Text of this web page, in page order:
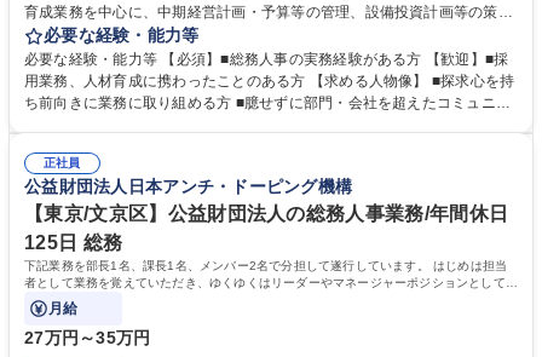
育成業務を中心に、中期経営計画・予算等の管理、設備投資計画等の策
定、さらに社内の重要会議の運営等、経営の根幹となる幅広い総務人事業
務全般を担当していただきます。 【主な業務内容】 ■採用関係業務および
人材育成(社員研修)業務の推進 ■中期経営計画および予算等の管理 ■設備
投資計画等の策定 ■社内の重要会議の運営 ■その他総務人事業務全般 【入
務人事】経験者歓迎！/阪急阪神HDグループ/年休124日
必要な経験・能力等
必要な経験・能力等 【必須】■総務人事の実務経験がある方 【歓迎】■採
用業務、人材育成に携わったことのある方 【求める人物像】 ■探求心を持
ち前向きに業務に取り組める方 ■臆せずに部門・会社を超えたコミュニケ
囲のメンバーと協調しつつ主体性を持って能動的に業務を推進できる方 学
歴・資格 学歴：大学院 大学 高専 短大 専修学校 高校 語学力： 資格：
正社員
公益財団法人日本アンチ・ドーピング機構
【東京/文京区】公益財団法人の総務人事業務/年間休日
125日 総務
下記業務を部長1名、課長1名、メンバー2名で分担して遂行しています。 はじめは担当
者として業務を覚えていただき、ゆくゆくはリーダーやマネージャーポジションとして活
躍いただくことを期待しています。
月給
27万円～35万円